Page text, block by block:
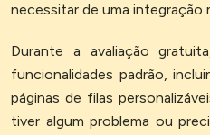
necessitar de uma integração
Durante a avaliação
funcionalidades padrão,
páginas de filas
tiver algum problema ou